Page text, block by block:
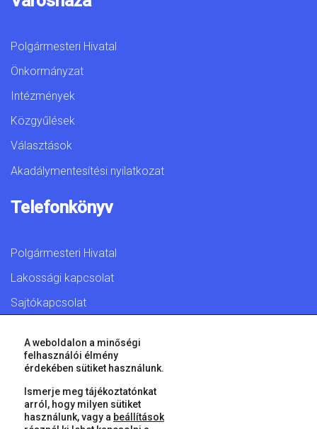
Polgármesteri Hivatal
Önkormányzat
Intézmények
Közgyűlések
Választások
Akadálymentesítési nyilatkozat
Telefonkönyv
Polgármesteri Hivatal
Lakossági kapcsolat
Sajtókapcsolat
© 2026 Győr Megyei Jogú Város • Minden jog fenntartva!
A weboldalon a minőségi
felhasználói élmény
érdekében sütiket használunk.
Ismerje meg tájékoztatónkat
arról, hogy milyen sütiket
használunk, vagy a beállítások